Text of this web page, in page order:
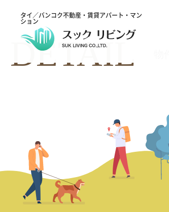
タイ／バンコク不動産・賃貸アパート・マン
ション
DETAIL